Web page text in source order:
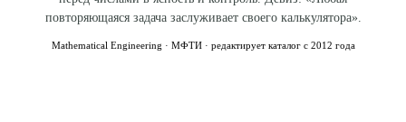
повторяющаяся задача заслуживает своего калькулятора».
Mathematical Engineering · МФТИ · редактирует каталог с 2012 года